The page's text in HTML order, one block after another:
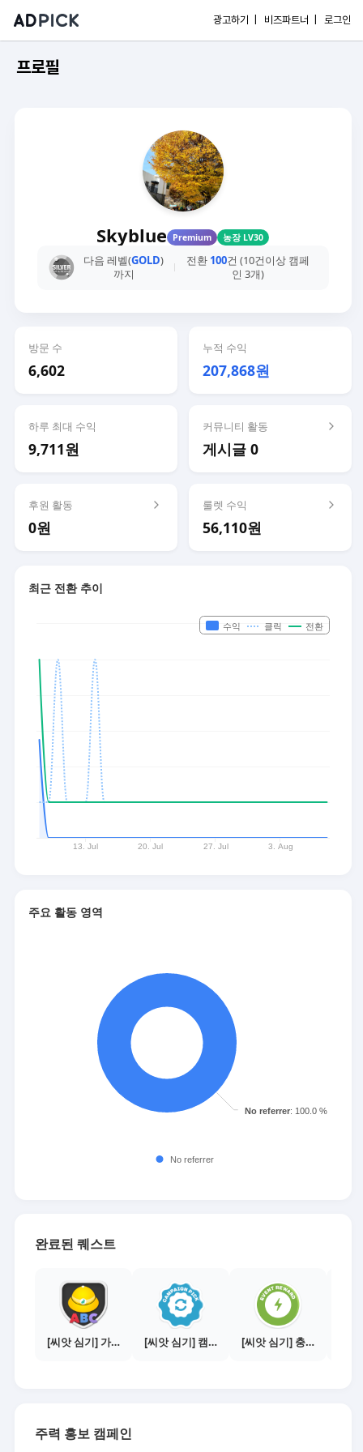
광고하기 | 비즈파트너 | 로그인
프로필
Skyblue Premium 농장 LV30
다음 레벨(GOLD)
까지
전환 100건 (10건이상 캠페
인 3개)
방문 수
6,602
누적 수익
207,868원
하루 최대 수익
9,711원
커뮤니티 활동
게시글 0
후원 활동
0원
룰렛 수익
56,110원
최근 전환 추이
주요 활동 영역
완료된 퀘스트
[씨앗 심기] 가이드보기 - 매체별 활동 가이드 [씨앗 심기] 캠페인 전환하기 [씨앗 심기] 충전소에서 이벤트 1건 이상 참여하기
주력 홍보 캠페인